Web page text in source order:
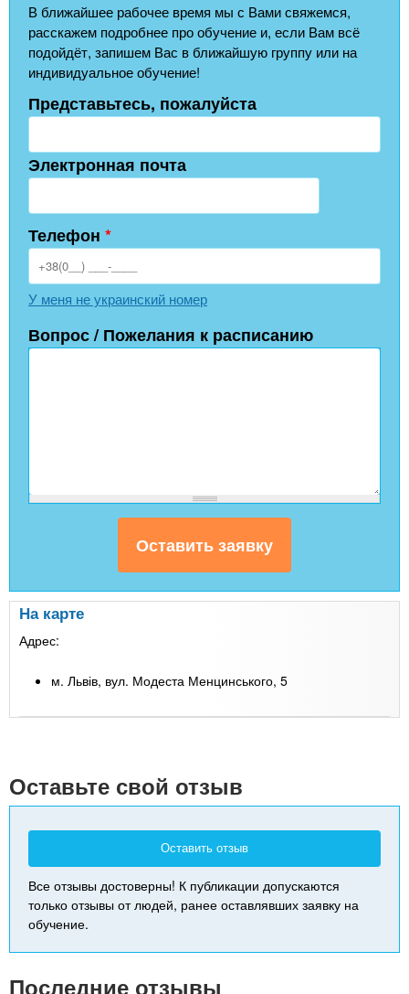
В ближайшее рабочее время мы с Вами свяжемся,
расскажем подробнее про обучение и, если Вам всё
подойдёт, запишем Вас в ближайшую группу или на
индивидуальное обучение!
Представьтесь, пожалуйста
Электронная почта
Телефон *
У меня не украинский номер
Вопрос / Пожелания к расписанию
На карте
Адрес:
м. Львів, вул. Модеста Менцинського, 5
Оставьте свой отзыв
Оставить отзыв
Все отзывы достоверны! К публикации допускаются
только отзывы от людей, ранее оставлявших заявку на
обучение.
Последние отзывы